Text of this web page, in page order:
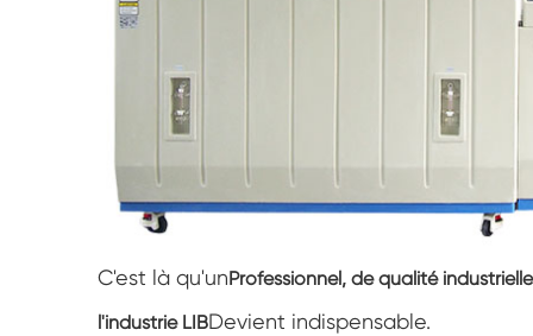
C'est là qu'unProfessionnel, de qualité industrielle
l'industrie LIBDevient indispensable.